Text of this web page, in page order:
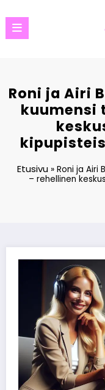
to
content
Roni ja Airi
kuumensi
Etusivu» Roni ja Airi
– rehellinen